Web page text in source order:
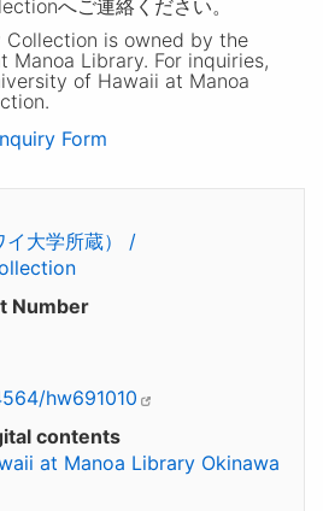
へご連絡ください。
Collection is owned by the
Manoa Library. For inquiries,
of Hawaii at Manoa
Form
イ大学所蔵） /
Number
hw691010
contents
at Manoa Library Okinawa